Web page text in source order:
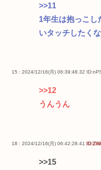
>>11
1年生は抱っこし
いタッチしたく
15 : 2024/12/16(月) 06:39:48.32
>>12
うんうん
18 : 2024/12/16(月) 06:42:28.41
>>15